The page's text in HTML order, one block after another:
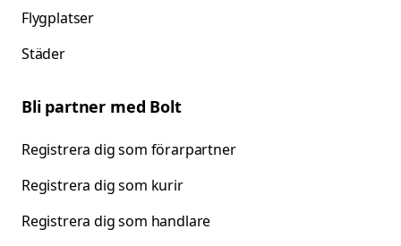
Flygplatser
Städer
Bli partner med Bolt
Registrera dig som förarpartner
Registrera dig som kurir
Registrera dig som handlare